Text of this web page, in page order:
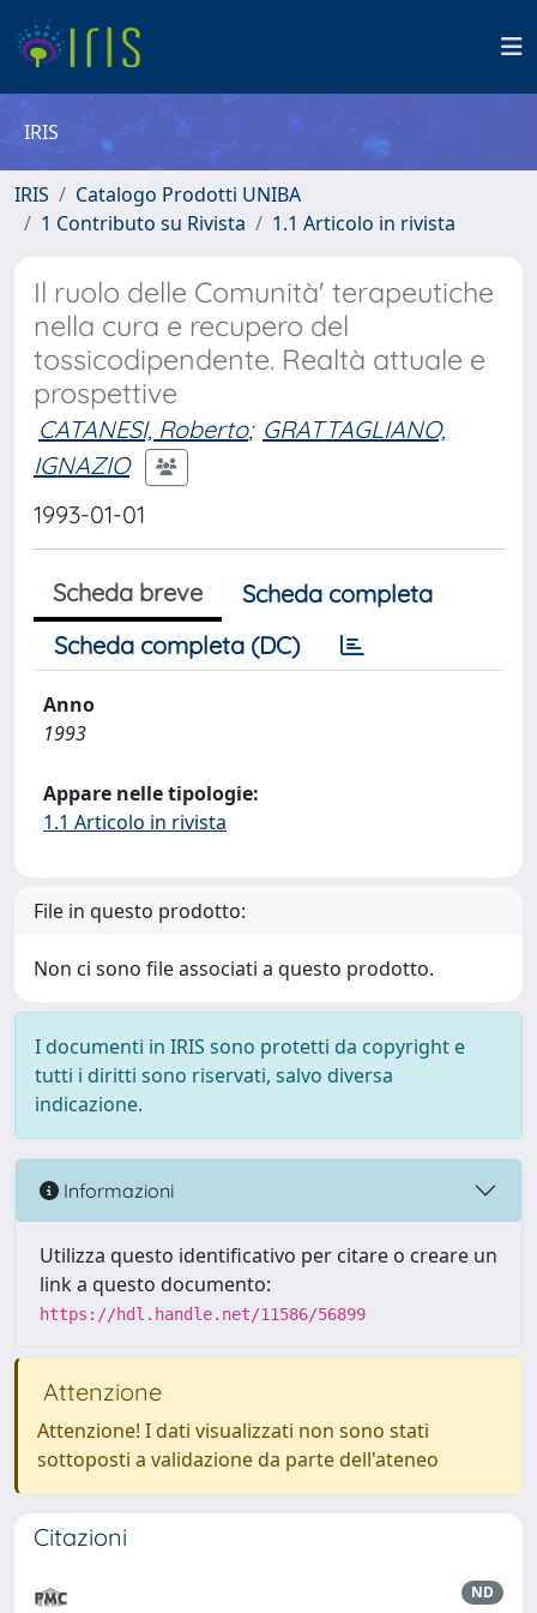
IRIS
IRIS
Catalogo Prodotti UNIBA
1 Contributo su Rivista
1.1 Articolo in rivista
Il ruolo delle Comunità' terapeutiche
nella cura e recupero del
tossicodipendente. Realtà attuale e
prospettive
CATANESI, Roberto; GRATTAGLIANO,
IGNAZIO
1993-01-01
Scheda breve
Scheda completa
Scheda completa (DC)
Anno
1993
Appare nelle tipologie:
1.1 Articolo in rivista
File in questo prodotto:
Non ci sono file associati a questo prodotto.
I documenti in IRIS sono protetti da copyright e
tutti i diritti sono riservati, salvo diversa
indicazione.
Informazioni
Utilizza questo identificativo per citare o creare un
link a questo documento:
https://hdl.handle.net/11586/56899
Attenzione
Attenzione! I dati visualizzati non sono stati
sottoposti a validazione da parte dell'ateneo
Citazioni
ND